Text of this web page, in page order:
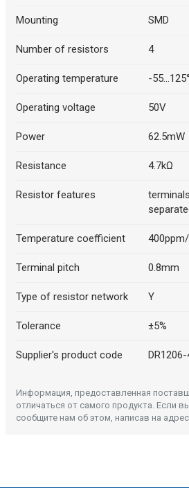
Mounting SMD
Number of resistors 4
Operating temperature -
Operating voltage 50V
Power 62.5mW
Resistance 4.7kΩ
Resistor features
Temperature coefficient 400ppm/
Terminal pitch 0.8mm
Type of resistor network Y
Tolerance ±5%
Supplier's product code
Информация, предоставленная
отличаться от самого продукта. Если
сообщите нам об этом, написав на адрес